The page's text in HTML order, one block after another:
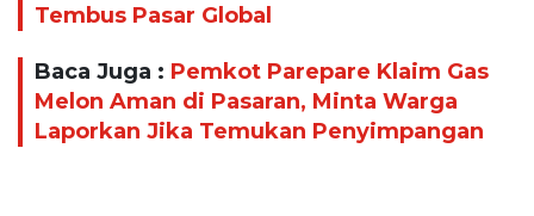
Tembus Pasar Global
Baca Juga : Pemkot Parepare Klaim Gas
Melon Aman di Pasaran, Minta Warga
Laporkan Jika Temukan Penyimpangan